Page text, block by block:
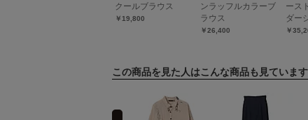
クールブラウス
￥19,800
ンラッフルカラーブ
ラウス
￥26,400
ース
ダー
￥
この商品を見た人はこんな商品も見ています